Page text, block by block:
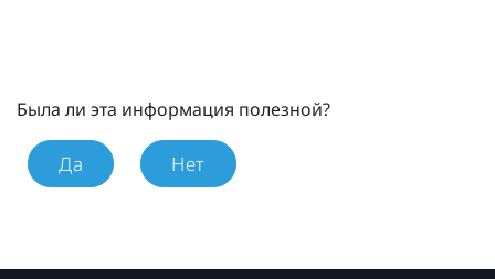
Была ли эта информация полезной?
Да Нет